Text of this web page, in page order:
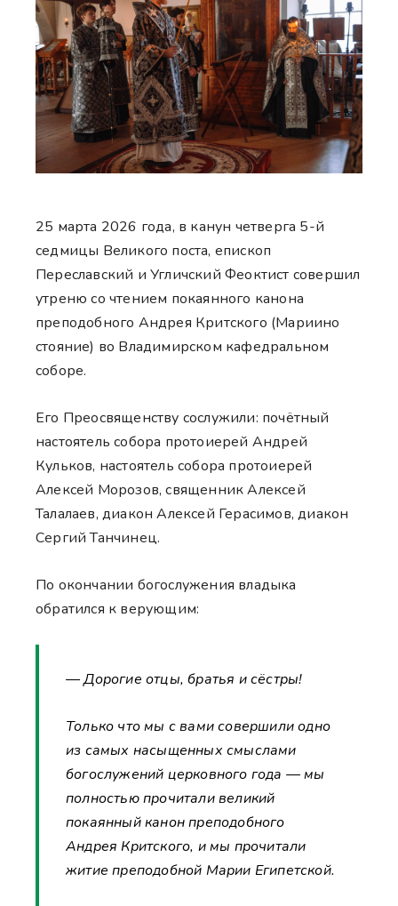
25 марта 2026 года, в канун четверга 5-й
седмицы Великого поста, епископ
Переславский и Угличский Феоктист совершил
утреню со чтением покаянного канона
преподобного Андрея Критского (Мариино
стояние) во Владимирском кафедральном
соборе.
Его Преосвященству сослужили: почётный
настоятель собора протоиерей Андрей
Кульков, настоятель собора протоиерей
Алексей Морозов, священник Алексей
Талалаев, диакон Алексей Герасимов, диакон
Сергий Танчинец.
По окончании богослужения владыка
обратился к верующим:
— Дорогие отцы, братья и сёстры!
Только что мы с вами совершили одно
из самых насыщенных смыслами
богослужений церковного года — мы
полностью прочитали великий
покаянный канон преподобного
Андрея Критского, и мы прочитали
житие преподобной Марии Египетской.